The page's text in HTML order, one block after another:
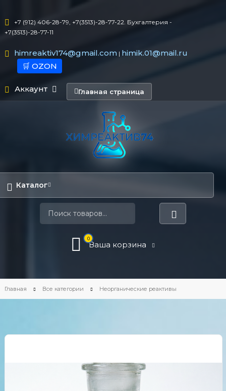
+7 (912) 406-28-79, +7(3513)-28-77-22. Бухгалтерия -
+7(3513)-28-77-11
himreaktiv174@gmail.com| himik.01@mail.ru
🛒 OZON
Аккаунт Главная страница
Каталог
0
Ваша корзина
Главная Все категории Неорганические реактивы